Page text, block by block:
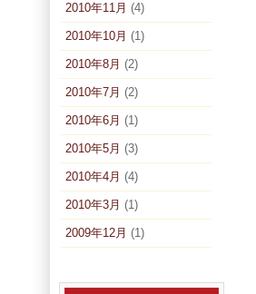
2010年11月 (4)
2010年10月 (1)
2010年8月 (2)
2010年7月 (2)
2010年6月 (1)
2010年5月 (3)
2010年4月 (4)
2010年3月 (1)
2009年12月 (1)